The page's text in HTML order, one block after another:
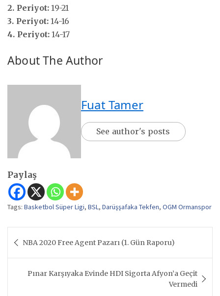
2. Periyot: 19-21
3. Periyot: 14-16
4. Periyot: 14-17
About The Author
Fuat Tamer
See author's posts
Paylaş
Tags: Basketbol Süper Ligi, BSL, Darüşşafaka Tekfen, OGM Ormanspor
gezinmesi
NBA 2020 Free Agent Pazarı (1. Gün Raporu)
Pınar Karşıyaka Evinde HDI Sigorta Afyon’a Geçit
Vermedi